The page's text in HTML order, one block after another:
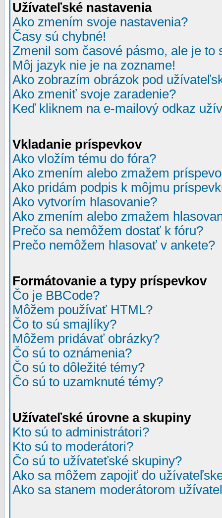
Užívateľské nastavenia
Ako zmením svoje nastavenia?
Časy sú chybné!
Zmenil som časové pásmo, ale je to
Môj jazyk nie je na zozname!
Ako zobrazím obrázok pod
Ako zmeniť svoje zaradenie?
Keď kliknem na e-mailový odkaz
Vkladanie príspevkov
Ako vložím tému do fóra?
Ako zmením alebo zmažem
Ako pridám podpis k môjmu
Ako vytvorím hlasovanie?
Ako zmením alebo zmažem
Prečo sa nemôžem dostať k fóru?
Prečo nemôžem hlasovať v ankete?
Formátovanie a typy príspevkov
Čo je BBCode?
Môžem používať HTML?
Čo to sú smajlíky?
Môžem pridávať obrázky?
Čo sú to oznámenia?
Čo sú to dôležité témy?
Čo sú to uzamknuté témy?
Užívateľské úrovne a skupiny
Kto sú to administrátori?
Kto sú to moderátori?
Čo sú to užívateťské skupiny?
Ako sa môžem zapojiť do
Ako sa stanem moderátorom